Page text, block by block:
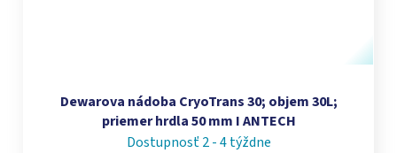
Dewarova nádoba CryoTrans 30; objem 30L;
priemer hrdla 50 mm I ANTECH
Dostupnosť 2 - 4 týždne